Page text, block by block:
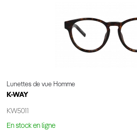
Lunettes de vue Homme
K-WAY
KW5011
En stock en ligne